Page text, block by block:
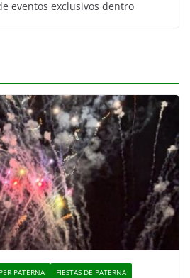
eventos exclusivos dentro
PATERNA
FIESTAS DE PATERNA